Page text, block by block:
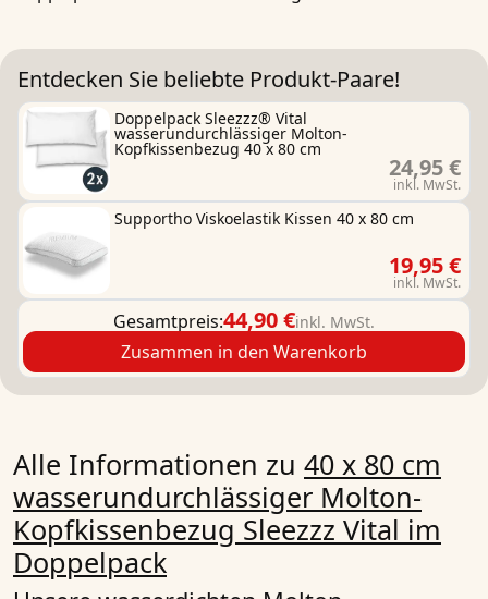
Entdecken Sie beliebte Produkt-Paare!
Doppelpack Sleezzz® Vital
wasserundurchlässiger Molton-
Kopfkissenbezug 40 x 80 cm
24,95 €
inkl. MwSt.
Supportho Viskoelastik Kissen 40 x 80 cm
19,95 €
inkl. MwSt.
Gesamtpreis:44,90 €inkl. MwSt.
Zusammen in den Warenkorb
Alle Informationen zu 40 x 80 cm
wasserundurchlässiger Molton-
Kopfkissenbezug Sleezzz Vital im
Doppelpack